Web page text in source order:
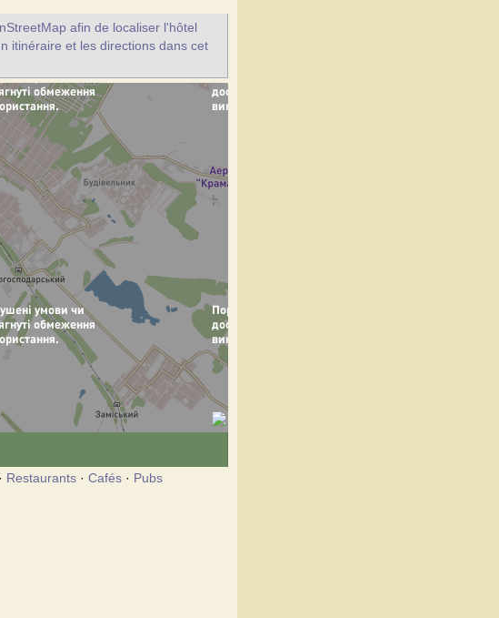
afin de localiser l'hôtel
itinéraire et les directions dans cet
· Restaurants · Cafés · Pubs